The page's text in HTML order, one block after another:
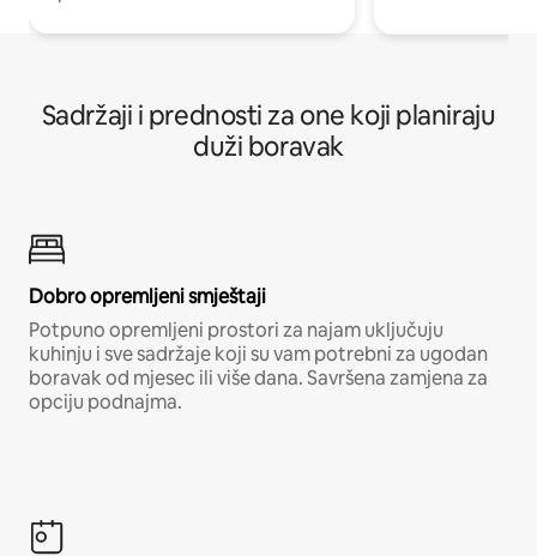
Sadržaji i prednosti za one koji planiraju
duži boravak
Dobro opremljeni smještaji
Potpuno opremljeni prostori za najam uključuju
kuhinju i sve sadržaje koji su vam potrebni za ugodan
boravak od mjesec ili više dana. Savršena zamjena za
opciju podnajma.